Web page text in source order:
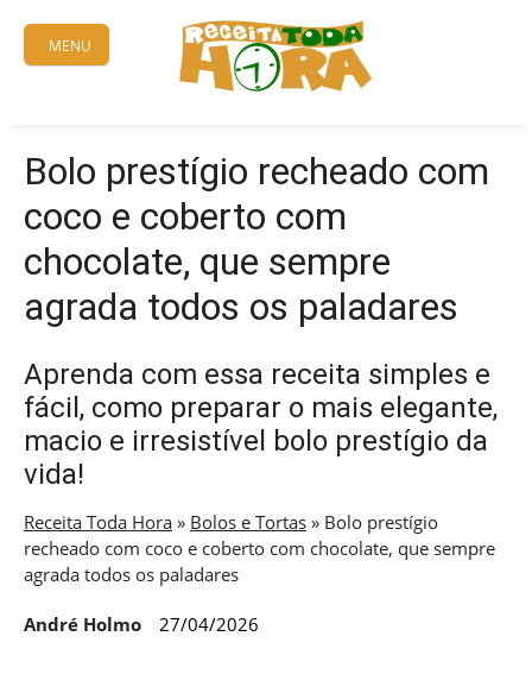
content
MENU
Bolo prestígio recheado com
coco e coberto com
chocolate, que sempre
agrada todos os paladares
Aprenda com essa receita simples e
fácil, como preparar o mais elegante,
macio e irresistível bolo prestígio da
vida!
Receita Toda Hora » Bolos e Tortas » Bolo prestígio
recheado com coco e coberto com chocolate, que sempre
agrada todos os paladares
André Holmo 27/04/2026